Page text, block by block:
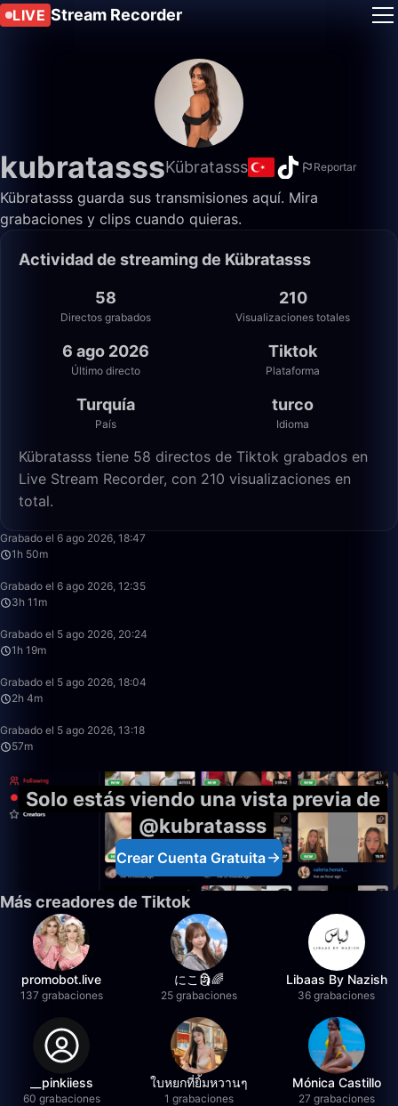
LIVE Stream Recorder
kubratasssKübratasss Reportar
Kübratasss guarda sus transmisiones aquí. Mira
grabaciones y clips cuando quieras.
Actividad de streaming de Kübratasss
58
Directos grabados
210
Visualizaciones totales
6 ago 2026
Último directo
Tiktok
Plataforma
Turquía
País
turco
Idioma
Kübratasss tiene 58 directos de Tiktok grabados en
Live Stream Recorder, con 210 visualizaciones en
total.
Grabado el 6 ago 2026, 18:47
1h 50m
Grabado el 6 ago 2026, 12:35
3h 11m
Grabado el 5 ago 2026, 20:24
1h 19m
Grabado el 5 ago 2026, 18:04
2h 4m
Grabado el 5 ago 2026, 13:18
57m
Solo estás viendo una vista previa de
@kubratasss
Crear Cuenta Gratuita
Más creadores de Tiktok
promobot.live
137 grabaciones
にこ🗿🌈
25 grabaciones
Libaas By Nazish
36 grabaciones
__pinkiiess
60 grabaciones
ใบหยกที่ยิ้มหวานๆ
1 grabaciones
Mónica Castillo
27 grabaciones